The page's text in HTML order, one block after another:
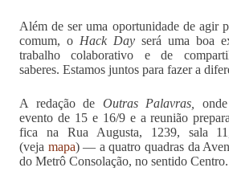
Além de ser uma oportunidade de agir
comum, o Hack Day será uma boa
trabalho colaborativo e de
saberes. Estamos juntos para fazer a
A redação de Outras Palavras,
evento de 15 e 16/9 e a reunião
fica na Rua Augusta, 1239, sala
(veja mapa) — a quatro quadras da
do Metrô Consolação, no sentido Centro.